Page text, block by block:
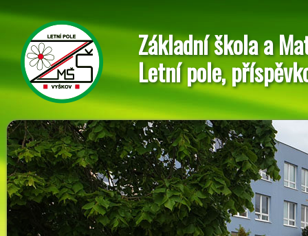
Základní škola a
Letní pole,